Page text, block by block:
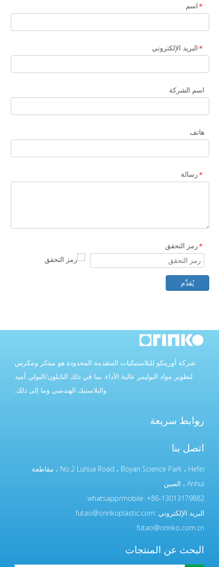
*اسم
*البريد الإلكتروني
اسم الشركة
هاتف
*رسالة
*رمز التحقق
يُقدِّم
شركة أورينكو للبلاستيكيات المتقدمة المحدودة هو مبتكر ومكرس
لتطوير مواد البوليمر عالية الأداء. بما في ذلك النايلون/البولي أميد
والبلاستيك الهندسي وما إلى ذلك.
روابط سريعة
اتصل بنا
No.2 Luhua Road ، Boyan Science Park ، Hefei ، مقاطعة
Anhui ، الصين
whatsapp/mobile: +86-13013179882
البريد الإلكتروني: futao@orinkoplastic.com
futao@orinko.com.cn
البحث عن المنتجات